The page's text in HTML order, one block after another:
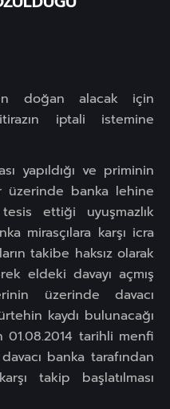
doğan alacak için
iptali istemine
yapıldığı ve priminin
banka lehine
ettiği uyuşmazlık
mirasçılara karşı icra
takibe haksız olarak
eldeki davayı açmış
üzerinde davacı
kaydı bulunacağı
01.08.2014 tarihli menfi
banka tarafından
takip başlatılması